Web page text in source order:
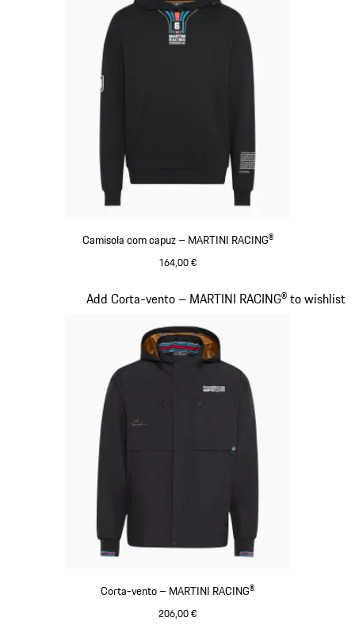
Camisola com capuz – MARTINI RACING®
164,00 €
Corta-vento – MARTINI RACING®
206,00 €
Add Corta-vento – MARTINI RACING® to wishlist
Diapositivo 10 de 20